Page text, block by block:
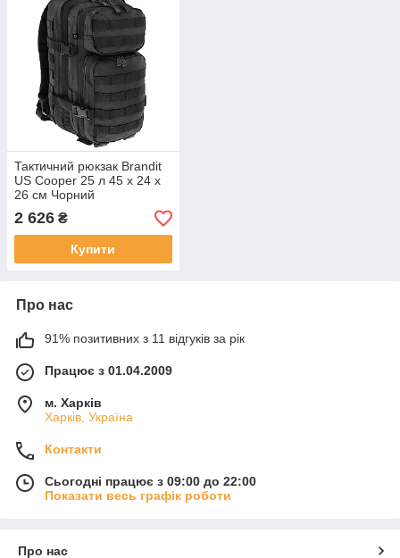
Тактичний рюкзак Brandit
US Cooper 25 л 45 х 24 х
26 см Чорний
2 626 ₴
Купити
Про нас
91% позитивних з 11 відгуків за рік
Працює з 01.04.2009
м. Харків
Харків, Україна
Контакти
Сьогодні працює з 09:00 до 22:00
Показати весь графік роботи
Про нас